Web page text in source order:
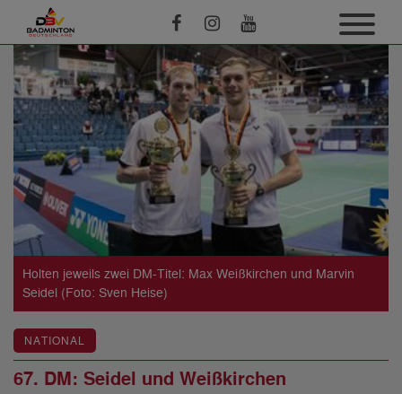
Holten jeweils zwei DM-Titel: Max Weißkirchen und Marvin
Seidel (Foto: Sven Heise)
NATIONAL
67. DM: Seidel und Weißkirchen